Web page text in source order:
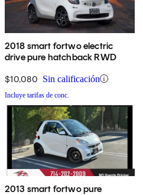
2018 smart fortwo electric
drive pure hatchback RWD
$10,080 Sin calificación
Incluye tarifas de conc.
2013 smart fortwo pure